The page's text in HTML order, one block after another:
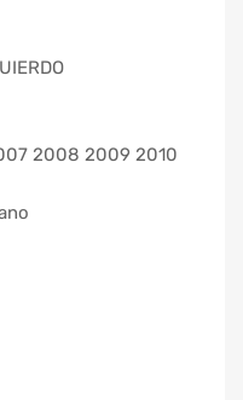
2008 2009 2010